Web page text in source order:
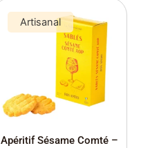
Artisanal
Apéritif Sésame Comté –